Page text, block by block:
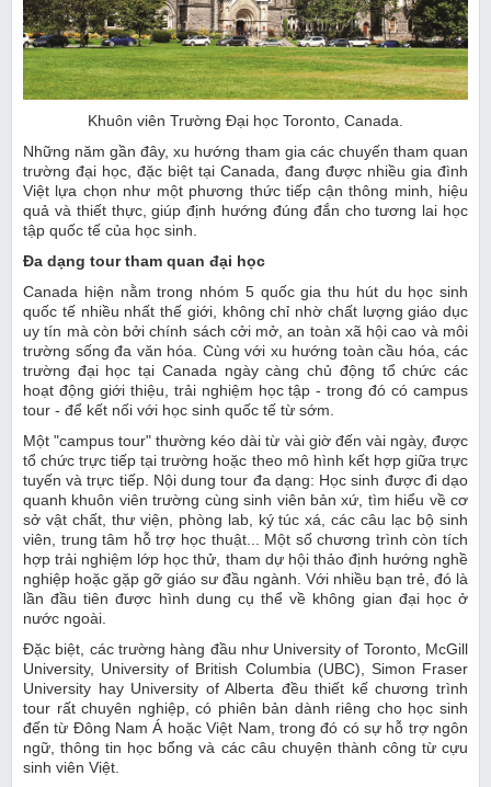
Khuôn viên Trường Đại học Toronto, Canada.
Những năm gần đây, xu hướng tham gia các chuyến tham quan
trường đại học, đặc biệt tại Canada, đang được nhiều gia đình
Việt lựa chọn như một phương thức tiếp cận thông minh, hiệu
quả và thiết thực, giúp định hướng đúng đắn cho tương lai học
tập quốc tế của học sinh.
Đa dạng tour tham quan đại học
Canada hiện nằm trong nhóm 5 quốc gia thu hút du học sinh
quốc tế nhiều nhất thế giới, không chỉ nhờ chất lượng giáo dục
uy tín mà còn bởi chính sách cởi mở, an toàn xã hội cao và môi
trường sống đa văn hóa. Cùng với xu hướng toàn cầu hóa, các
trường đại học tại Canada ngày càng chủ động tổ chức các
hoạt động giới thiệu, trải nghiệm học tập - trong đó có campus
tour - để kết nối với học sinh quốc tế từ sớm.
Một "campus tour" thường kéo dài từ vài giờ đến vài ngày, được
tổ chức trực tiếp tại trường hoặc theo mô hình kết hợp giữa trực
tuyến và trực tiếp. Nội dung tour đa dạng: Học sinh được đi dạo
quanh khuôn viên trường cùng sinh viên bản xứ, tìm hiểu về cơ
sở vật chất, thư viện, phòng lab, ký túc xá, các câu lạc bộ sinh
viên, trung tâm hỗ trợ học thuật... Một số chương trình còn tích
hợp trải nghiệm lớp học thử, tham dự hội thảo định hướng nghề
nghiệp hoặc gặp gỡ giáo sư đầu ngành. Với nhiều bạn trẻ, đó là
lần đầu tiên được hình dung cụ thể về không gian đại học ở
nước ngoài.
Đặc biệt, các trường hàng đầu như University of Toronto, McGill
University, University of British Columbia (UBC), Simon Fraser
University hay University of Alberta đều thiết kế chương trình
tour rất chuyên nghiệp, có phiên bản dành riêng cho học sinh
đến từ Đông Nam Á hoặc Việt Nam, trong đó có sự hỗ trợ ngôn
ngữ, thông tin học bổng và các câu chuyện thành công từ cựu
sinh viên Việt.